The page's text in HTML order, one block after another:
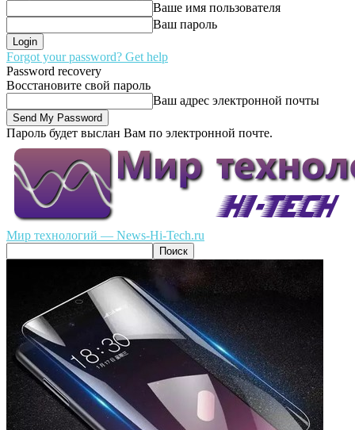
Ваше имя пользователя
Ваш пароль
Forgot your password? Get help
Password recovery
Восстановите свой пароль
Ваш адрес электронной почты
Пароль будет выслан Вам по электронной почте.
Мир технологий — News-Hi-Tech.ru